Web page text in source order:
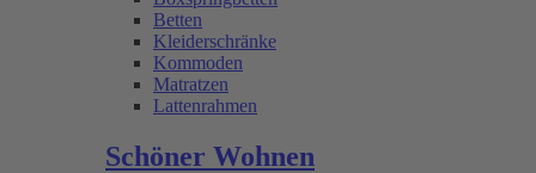
Betten
Kleiderschränke
Kommoden
Matratzen
Lattenrahmen
Schöner Wohnen